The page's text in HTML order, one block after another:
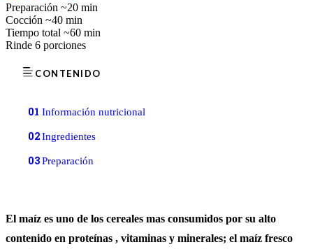
Preparación ~20 min
Cocción ~40 min
Tiempo total ~60 min
Rinde 6 porciones
CONTENIDO
01 Información nutricional
02Ingredientes
03Preparación
El maíz es uno de los cereales mas consumidos por su alto
contenido en proteínas , vitaminas y minerales; el maíz fresco